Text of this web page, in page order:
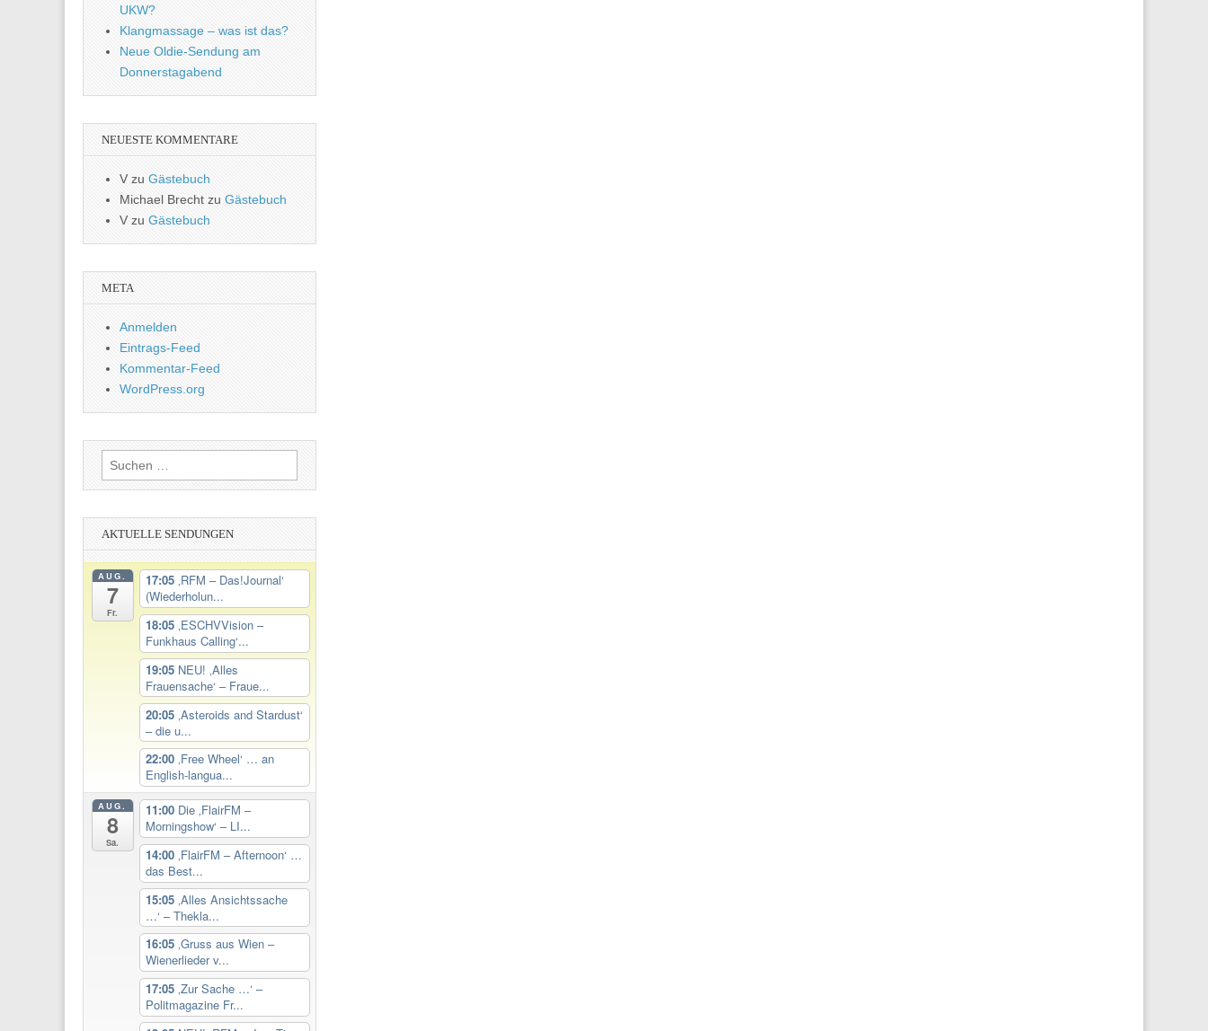
UKW?
Klangmassage – was ist das?
Neue Oldie-Sendung am
Donnerstagabend
NEUESTE KOMMENTARE
V zu Gästebuch
Michael Brecht zu Gästebuch
Vzu Gästebuch
META
Anmelden
Eintrags-Feed
Kommentar-Feed
WordPress.org
Suchen
nach:
AKTUELLE SENDUNGEN
AUG.
7
Fr.
17:05 ‚RFM – Das!Journal‘
(Wiederholun...
18:05 ‚ESCHVVision –
Funkhaus Calling‘...
19:05 NEU! ‚Alles
Frauensache‘ – Fraue...
20:05 ‚Asteroids and Stardust‘
– die u...
22:00 ‚Free Wheel‘ … an
English-langua...
AUG.
8
Sa.
11:00 Die ‚FlairFM –
Morningshow‘ – LI...
14:00 ‚FlairFM – Afternoon‘ …
das Best...
15:05 ‚Alles Ansichtssache
…‘ – Thekla...
16:05 ‚Gruss aus Wien –
Wienerlieder v...
17:05 ‚Zur Sache …‘ –
Politmagazine Fr...